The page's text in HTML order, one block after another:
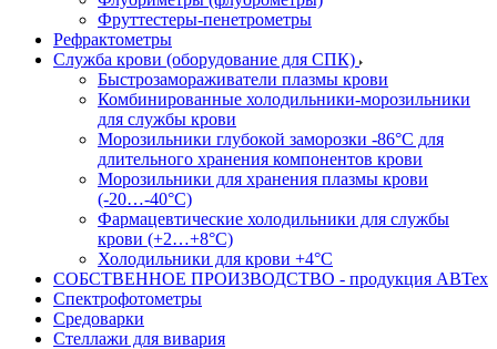
Фруттестеры-пенетрометры
Рефрактометры
Служба крови (оборудование для СПК)
Быстрозамораживатели плазмы крови
Комбинированные холодильники-морозильники
для службы крови
Морозильники глубокой заморозки -86°С для
длительного хранения компонентов крови
Морозильники для хранения плазмы крови
(-20…-40°С)
Фармацевтические холодильники для службы
крови (+2…+8°С)
Холодильники для крови +4°С
СОБСТВЕННОЕ ПРОИЗВОДСТВО - продукция АВТех
Спектрофотометры
Средоварки
Стеллажи для вивария